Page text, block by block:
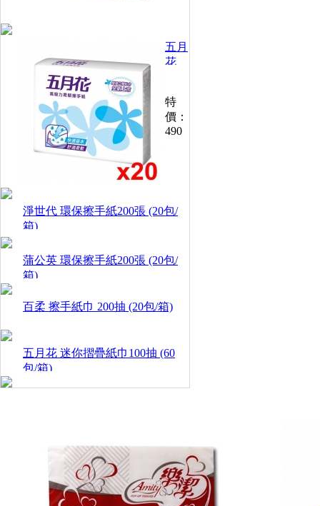
五月
花
韌擦
手紙
(100
特
價：
490
淨世代 環保擦手紙200張 (20包/
箱)
蒲公英 環保擦手紙200張 (20包/
箱)
百柔 擦手紙巾 200抽 (20包/箱)
五月花 迷你摺疊紙巾100抽 (60
包/箱)